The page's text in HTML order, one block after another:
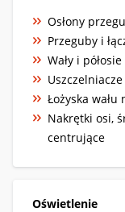
Osłony
Przeguby i
Wały i
Łożyska wału
Nakrętki osi,
centrujące
Oświetlenie